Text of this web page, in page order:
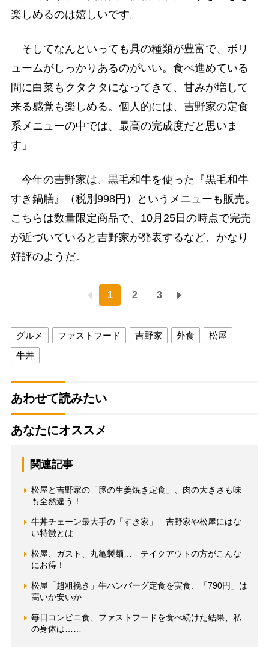
楽しめるのは嬉しいです。
そしてなんといっても具の種類が豊富で、ボリ
ュームがしっかりあるのがいい。食べ進めている
間に白菜もクタクタになってきて、甘みが増して
来る感覚も楽しめる。個人的には、吉野家の定食
系メニューの中では、最高の完成度だと思いま
す」
今年の吉野家は、黒毛和牛を使った『黒毛和牛
すき鍋膳』（税別998円）というメニューも販売。
こちらは数量限定商品で、10月25日の時点で完売
が近づいていると吉野家が発表するなど、かなり
好評のようだ。
1 2 3
グルメ ファストフード 吉野家 外食
松屋
牛丼
あわせて読みたい
あなたにオススメ
関連記事
松屋と吉野家の「豚の生姜焼き定食」、肉の大きさも味
も全然違う！
牛丼チェーン最大手の「すき家」 吉野家や松屋にはな
い特徴とは
松屋、ガスト、丸亀製麺… テイクアウトの方がこんな
にお得！
松屋「超粗挽き」牛ハンバーグ定食を実食、「790円」は
高いか安いか
毎日コンビニ食、ファストフードを食べ続けた結果、私
の身体は……